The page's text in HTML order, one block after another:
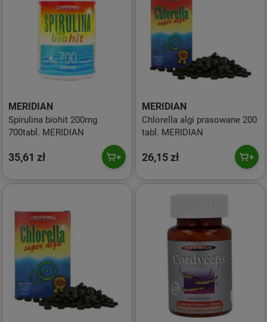
MERIDIAN
Spirulina biohit 200mg
700tabl. MERIDIAN
35,61 zł
MERIDIAN
Chlorella algi prasowane 200
tabl. MERIDIAN
26,15 zł